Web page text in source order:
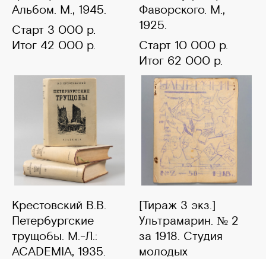
Альбом. М., 1945.
Старт 3 000 р.
Итог 42 000 р.
Фаворского. М.,
1925.
Старт 10 000 р.
Итог 62 000 р.
Крестовский В.В.
Петербургские
трущобы. М.-Л.:
ACADEMIA, 1935.
[Тираж 3 экз.]
Ультрамарин. № 2
за 1918. Студия
молодых